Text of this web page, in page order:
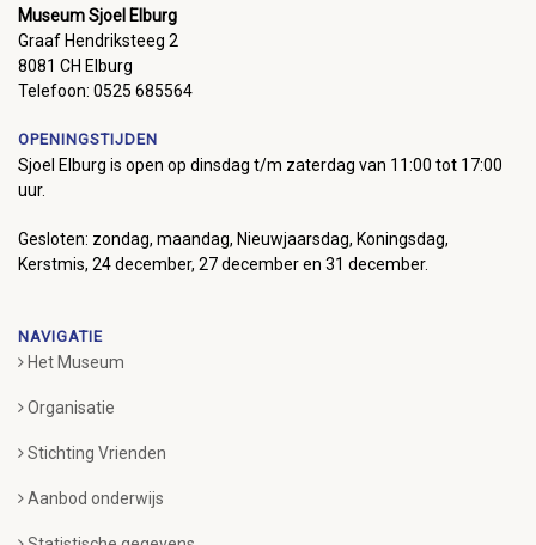
Museum Sjoel Elburg
Graaf Hendriksteeg 2
8081 CH Elburg
Telefoon: 0525 685564
OPENINGSTIJDEN
Sjoel Elburg is open op dinsdag t/m zaterdag van 11:00 tot 17:00
uur.
Gesloten: zondag, maandag, Nieuwjaarsdag, Koningsdag,
Kerstmis, 24 december, 27 december en 31 december.
NAVIGATIE
Het Museum
Organisatie
Stichting Vrienden
Aanbod onderwijs